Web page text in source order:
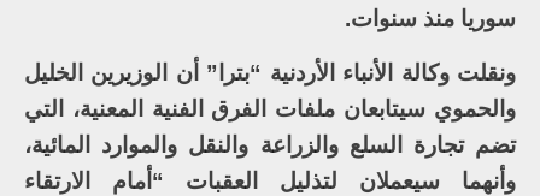
سوريا منذ سنوات.
ونقلت وكالة الأنباء الأردنية “بترا” أن الوزيرين الخليل
والحموي سيتابعان ملفات الفرق الفنية المعنية، التي
تضم تجارة السلع والزراعة والنقل والموارد المائية،
وأنهما سيعملان لتذليل العقبات “أمام الارتقاء